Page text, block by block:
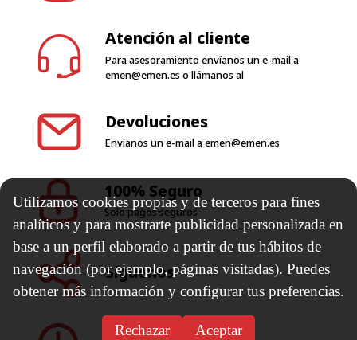
Atención al cliente
Para asesoramiento envíanos un e-mail a
emen@emen.es o llámanos al
Devoluciones
Envíanos un e-mail aemen@emen.es
100% Seguro
Solo pagos seguros
Síguenos
Utilizamos cookies propias y de terceros para fines
analíticos y para mostrarte publicidad personalizada en
base a un perfil elaborado a partir de tus hábitos de
navegación (por ejemplo, páginas visitadas). Puedes
obtener más información y configurar tus preferencias.
Rechazar Aceptar